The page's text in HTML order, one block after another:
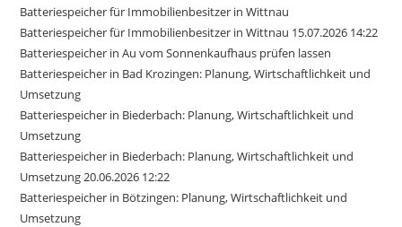
Batteriespeicher für Immobilienbesitzer in Wittnau
Batteriespeicher für Immobilienbesitzer in Wittnau 15.07.2026 14:22
Batteriespeicher in Au vom Sonnenkaufhaus prüfen lassen
Batteriespeicher in Bad Krozingen: Planung, Wirtschaftlichkeit und
Umsetzung
Batteriespeicher in Biederbach: Planung, Wirtschaftlichkeit und
Umsetzung
Batteriespeicher in Biederbach: Planung, Wirtschaftlichkeit und
Umsetzung 20.06.2026 12:22
Batteriespeicher in Bötzingen: Planung, Wirtschaftlichkeit und
Umsetzung